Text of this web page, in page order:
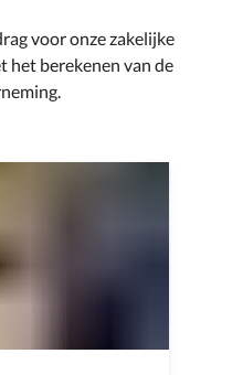
voor onze zakelijke
het berekenen van de